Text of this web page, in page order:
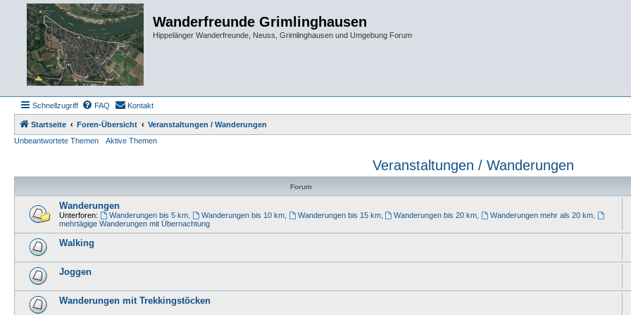
Wanderfreunde Grimlinghausen
Hippelänger Wanderfreunde, Neuss, Grimlinghausen und Umgebung Forum
Schnellzugriff FAQ Kontakt
Startseite Foren-Übersicht
Veranstaltungen / Wanderungen
Unbeantwortete Themen
Aktive Themen
Veranstaltungen / Wanderungen
Forum
Wanderungen
Unterforen: Wanderungen bis 5 km, Wanderungen bis 10 km, Wanderungen bis 15 km, Wanderungen bis 20 km Wanderungen mehr als 20 km
mehrtägige Wanderungen mit Übernachtung
Walking
Joggen
Wanderungen mit Trekkingstöcken